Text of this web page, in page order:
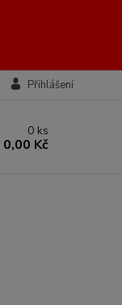
Přihlášení
0 ks
0,00 Kč